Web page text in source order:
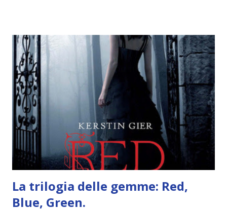
grande (Devil's Night 1#) Autrice : Penelope Douglas
Pagine: 448 Editore: Newton Compton Editori
Pubblicazione: 10 Gennaio 2023 Traduttore: Laura Lancini
Trama: “Si chiama Michael Crist. È il fratello maggiore del
mio ragazzo ed è come quei film dell'orrore che guardi
coprendoti gli occhi. È bellissimo, forte, e assolutamente
terrificante. Non mi vede neppure. Ma io l'ho notato. L'ho
visto, l'ho sentito. Le cose che ha fatto, i misfatti ch...
La trilogia delle gemme: Red,
Blue, Green.